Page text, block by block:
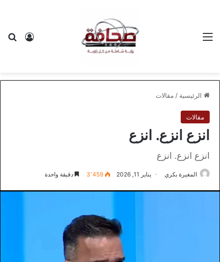
الرئيسية / مقالات
مقالات
انزع انزع. انزع
انزع انزع. انزع
المغيرة بكري يناير 11, 2026 3٬459 دقيقة واحدة